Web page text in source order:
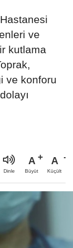
ve
kutlama
ve konforu
Dinle
A
Büyüt
A
Küçült